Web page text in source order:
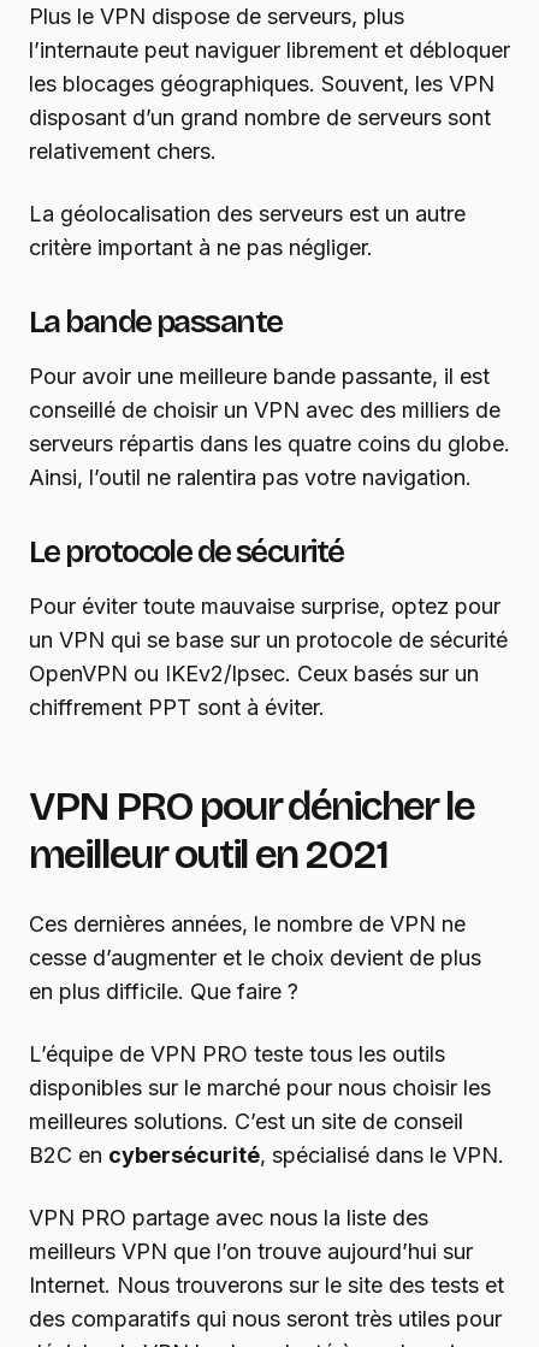
Plus le VPN dispose de serveurs, plus
l’internaute peut naviguer librement et débloquer
les blocages géographiques. Souvent, les VPN
disposant d’un grand nombre de serveurs sont
relativement chers.
La géolocalisation des serveurs est un autre
critère important à ne pas négliger.
La bande passante
Pour avoir une meilleure bande passante, il est
conseillé de choisir un VPN avec des milliers de
serveurs répartis dans les quatre coins du globe.
Ainsi, l’outil ne ralentira pas votre navigation.
Le protocole de sécurité
Pour éviter toute mauvaise surprise, optez pour
un VPN qui se base sur un protocole de sécurité
OpenVPN ou IKEv2/Ipsec. Ceux basés sur un
chiffrement PPT sont à éviter.
VPN PRO pour dénicher le
meilleur outil en 2021
Ces dernières années, le nombre de VPN ne
cesse d’augmenter et le choix devient de plus
en plus difficile. Que faire ?
L’équipe de VPN PRO teste tous les outils
disponibles sur le marché pour nous choisir les
meilleures solutions. C’est un site de conseil
B2C en cybersécurité, spécialisé dans le VPN.
VPN PRO partage avec nous la liste des
meilleurs VPN que l’on trouve aujourd’hui sur
Internet. Nous trouverons sur le site des tests et
des comparatifs qui nous seront très utiles pour